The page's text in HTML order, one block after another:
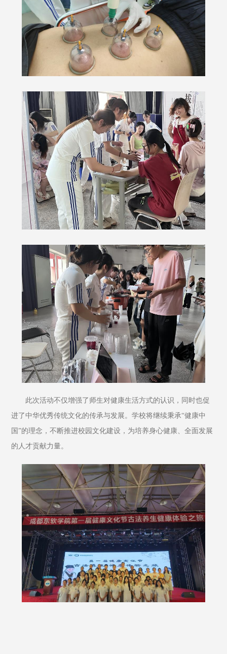
此次活动不仅增强了师生对健康生活方式的认识，同时也促
进了中华优秀传统文化的传承与发展。学校将继续秉承“健康中
国”的理念，不断推进校园文化建设，为培养身心健康、全面发展
的人才贡献力量。